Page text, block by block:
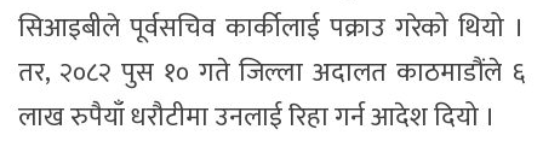
सिआइबीले पूर्वसचिव कार्कीलाई पक्राउ गरेको थियो ।
तर, २०८२ पुस १० गते जिल्ला अदालत काठमाडौंले ६
लाख रुपैयाँ धरौटीमा उनलाई रिहा गर्न आदेश दियो ।